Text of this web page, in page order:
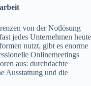
von der Notlösung
jedes Unternehmen heute
nutzt, gibt es enorme
Onlinemeetings
aus: durchdachte
Ausstattung und die